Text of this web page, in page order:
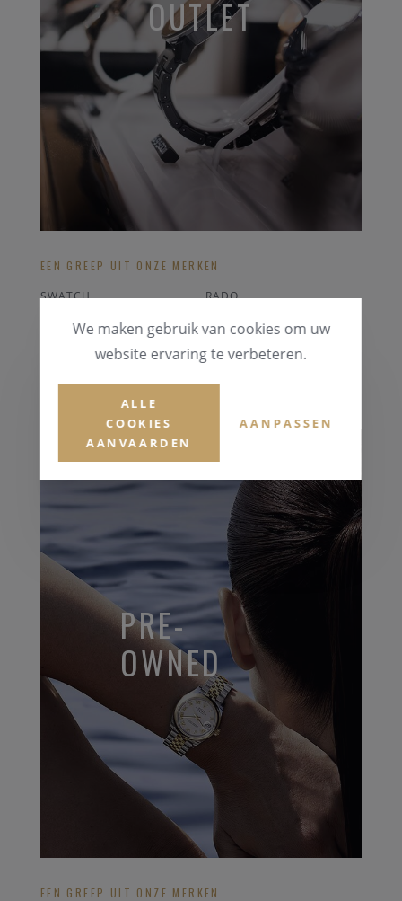
OUTLET
EEN GREEP UIT ONZE MERKEN
SWATCH
RADO
RODANIA
ALLE OUTLET
PRE-
OWNED
EEN GREEP UIT ONZE MERKEN
We maken gebruik van cookies om uw
website ervaring te verbeteren.
ALLE
COOKIES
AANVAARDEN
AANPASSEN